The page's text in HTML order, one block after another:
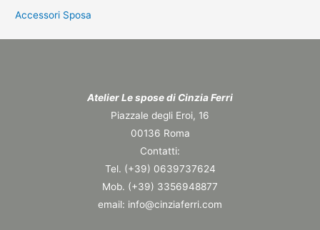
Accessori Sposa
Atelier Le spose di Cinzia Ferri
Piazzale degli Eroi, 16
00136 Roma
Contatti:
Tel. (+39) 0639737624
Mob. (+39) 3356948877
email: info@cinziaferri.com